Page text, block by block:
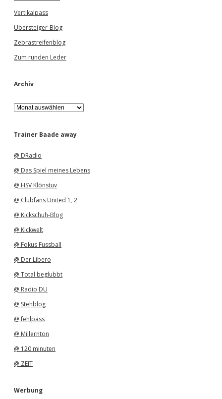
Vertikalpass
Übersteiger-Blog
Zebrastreifenblog
Zum runden Leder
Archiv
A
r
h
Trainer Baade away
@ DRadio
@ Das Spiel meines Lebens
@ HSV Klönstuv
@ Clubfans United 1 , 2
@ Kickschuh-Blog
@ Kickwelt
@ Fokus Fussball
@ Der Libero
@ Total beglubbt
@ Radio DU
@ Stehblog
@ fehlpass
@ Millernton
@ 120 minuten
@ ZEIT
Werbung